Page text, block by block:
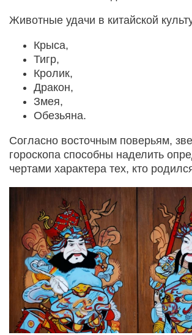
Животные удачи в китайской
Крыса,
Тигр,
Кролик,
Дракон,
Змея,
Обезьяна.
Согласно восточным поверьям,
гороскопа способны наделить
чертами характера тех, кто